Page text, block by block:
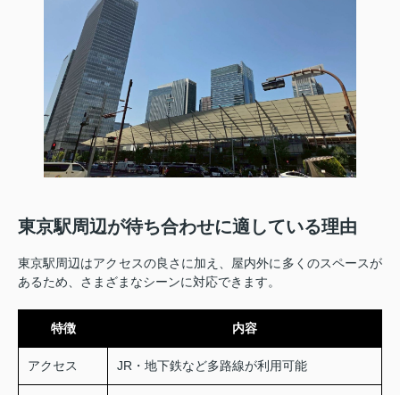
東京駅周辺が待ち合わせに適している理由
東京駅周辺はアクセスの良さに加え、屋内外に多くのスペースが
あるため、さまざまなシーンに対応できます。
特徴 内容
アクセス JR・地下鉄など多路線が利用可能